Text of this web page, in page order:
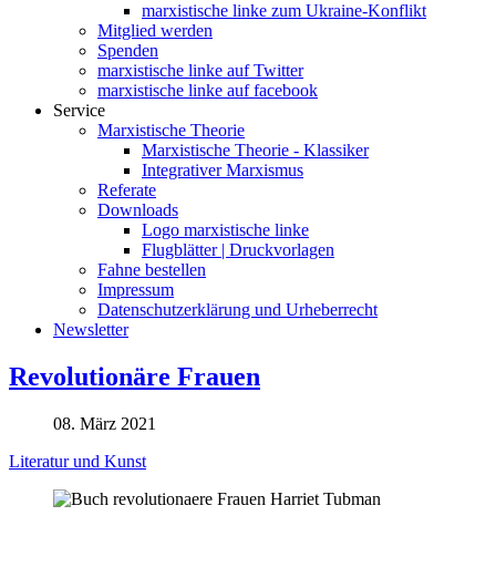
marxistische linke zum Ukraine-Konflikt
Mitglied werden
Spenden
marxistische linke auf Twitter
marxistische linke auf facebook
Service
Marxistische Theorie
Marxistische Theorie - Klassiker
Integrativer Marxismus
Referate
Downloads
Logo marxistische linke
Flugblätter | Druckvorlagen
Fahne bestellen
Impressum
Datenschutzerklärung und Urheberrecht
Newsletter
Revolutionäre Frauen
08. März 2021
Literatur und Kunst